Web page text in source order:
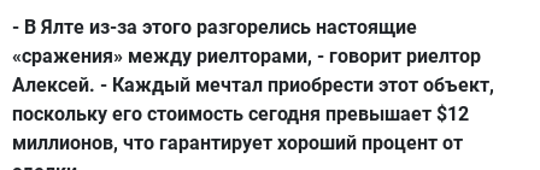
- В Ялте из-за этого разгорелись настоящие
«сражения» между риелторами, - говорит риелтор
Алексей. - Каждый мечтал приобрести этот объект,
поскольку его стоимость сегодня превышает $12
миллионов, что гарантирует хороший процент от